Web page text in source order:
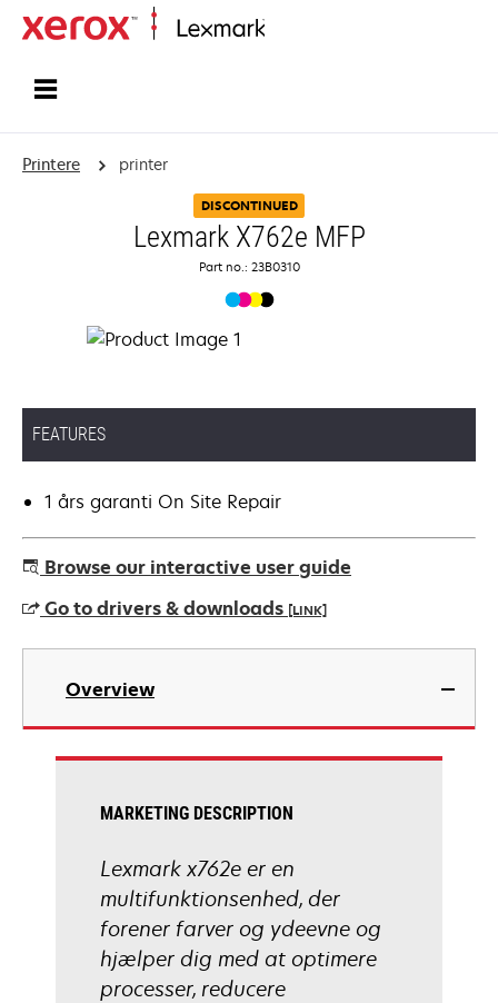
Printere printer
DISCONTINUED
Lexmark X762e MFP
Part no.: 23B0310
FEATURES
1 års garanti On Site Repair
Browse our interactive user guide
Go to drivers & downloads [LINK]
opens
new
Overview
MARKETING DESCRIPTION
Lexmark x762e er en
multifunktionsenhed, der
forener farver og ydeevne og
hjælper dig med at optimere
processer, reducere